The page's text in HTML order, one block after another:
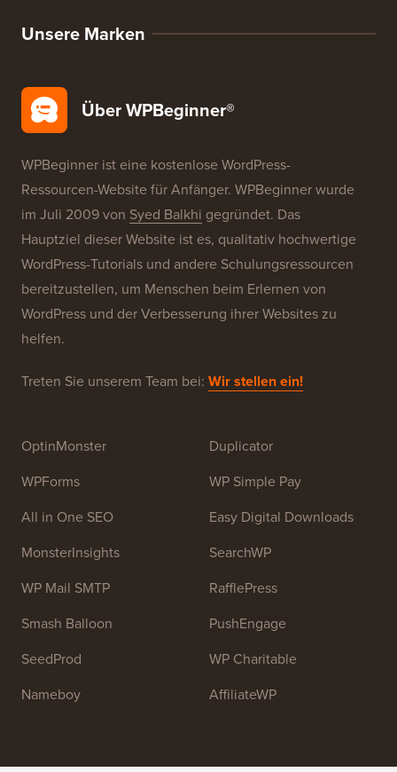
WordPress-SEO
Kostenlose Blog-Einrichtung
Unsere Marken
Über WPBeginner®
WPBeginner ist eine kostenlose WordPress-
Ressourcen-Website für Anfänger. WPBeginner wurde
Hauptziel dieser Website ist es, qualitativ hochwertige
WordPress und der Verbesserung ihrer Websites zu
helfen.
Treten Sie unserem Team bei: Wir stellen ein!
OptinMonster
WPForms
All in One SEO
WP Mail SMTP
Duplicator
WP Simple Pay
Easy Digital Downloads
RafflePress